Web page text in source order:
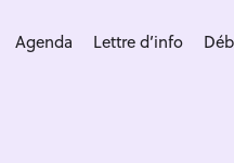
Agenda Lettre d’info